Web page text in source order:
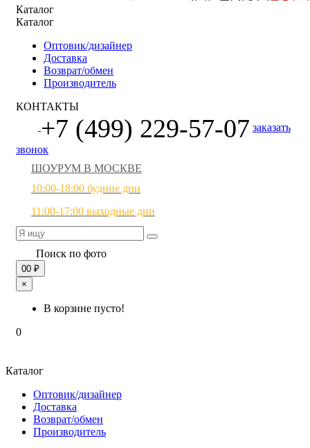
Каталог
Каталог
Оптовик/дизайнер
Доставка
Возврат/обмен
Производитель
КОНТАКТЫ
+7 (499) 229-57-07 заказать
звонок
ШОУРУМ В МОСКВЕ
10:00-18:00 будние дни
11:00-17:00 выходные дни
Поиск по фото
00 ₽
×
В корзине пусто!
0
Каталог
Оптовик/дизайнер
Доставка
Возврат/обмен
Производитель